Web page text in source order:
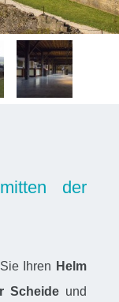
der
Ihren Helm
Scheide und